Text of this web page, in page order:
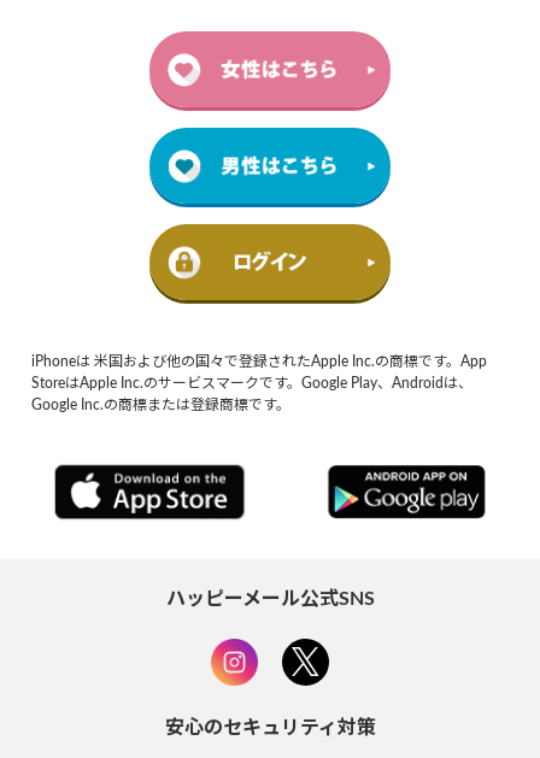
iPhoneは 米国および他の国々で登録されたApple Inc.の商標です。App
StoreはApple Inc.のサービスマークです。Google Play、Androidは、
Google Inc.の商標または登録商標です。
ハッピーメール公式SNS
安心のセキュリティ対策